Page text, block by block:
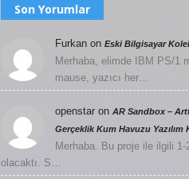
Son Yorumlar
Furkan on Eski Bilgisayar
Merhaba, elimde IBM PS/1
mause, yazıcı her…
openstar on AR Sandbox –
Gerçeklik Kum Havuzu Yazılım
Merhaba. Bu proje ile ilgili 1-
olacaktı. S…